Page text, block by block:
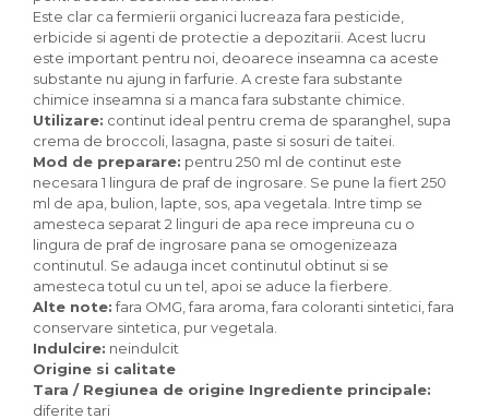
Paste bio fara gluten
Paste bio integrale
Paste bio pentru copii
Paste fainoase bio
Pateu, sosuri si conserve
Conserve de peste bio
Crenvursti si pateu din carne bio
Pateu bio si creme vegetale
Sosuri bio
Produse din tomate
Ketchup bio
Sosuri bio din tomate
Sucuri si bauturi bio
Lapte bio si bauturi vegetale
Sirop bio
Este clar ca fermierii organici lucreaza fara pesticide,
erbicide si agenti de protectie a depozitarii. Acest lucru
este important pentru noi, deoarece inseamna ca aceste
substante nu ajung in farfurie. A creste fara substante
chimice inseamna si a manca fara substante chimice.
Utilizare: continut ideal pentru crema de sparanghel, supa
crema de broccoli, lasagna, paste si sosuri de taitei.
Mod de preparare: pentru 250 ml de continut este
necesara 1 lingura de praf de ingrosare. Se pune la fiert 250
ml de apa, bulion, lapte, sos, apa vegetala. Intre timp se
amesteca separat 2 linguri de apa rece impreuna cu o
lingura de praf de ingrosare pana se omogenizeaza
continutul. Se adauga incet continutul obtinut si se
amesteca totul cu un tel, apoi se aduce la fierbere.
Alte note:fara OMG, fara aroma, fara coloranti sintetici, fara
conservare sintetica, pur vegetala.
Indulcire: neindulcit
Origine si calitate
Tara / Regiunea de origine Ingrediente principale:
diferite tari